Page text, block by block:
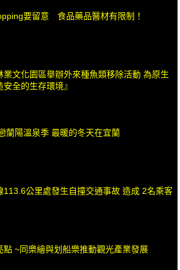
要留意 食品藥品醫材有限制！
業文化園區舉辦外來種魚類移除活動 為原生
安全的生存環境』
蘭陽溫泉季 最暖的冬天在宜蘭
公里處發生自撞交通事故 造成 2名乘客
點 ~同樂繪與划船樂推動觀光產業發展